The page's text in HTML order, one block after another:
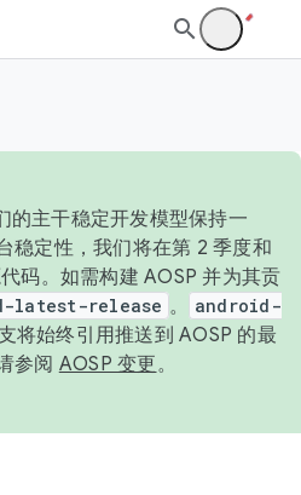
的主干稳定开发模型保持一
稳定性，我们将在第 2 季度和
码。如需构建 AOSP 并为其贡
latest-release 。
android-
将始终引用推送到 AOSP 的最
参阅 AOSP 变更。